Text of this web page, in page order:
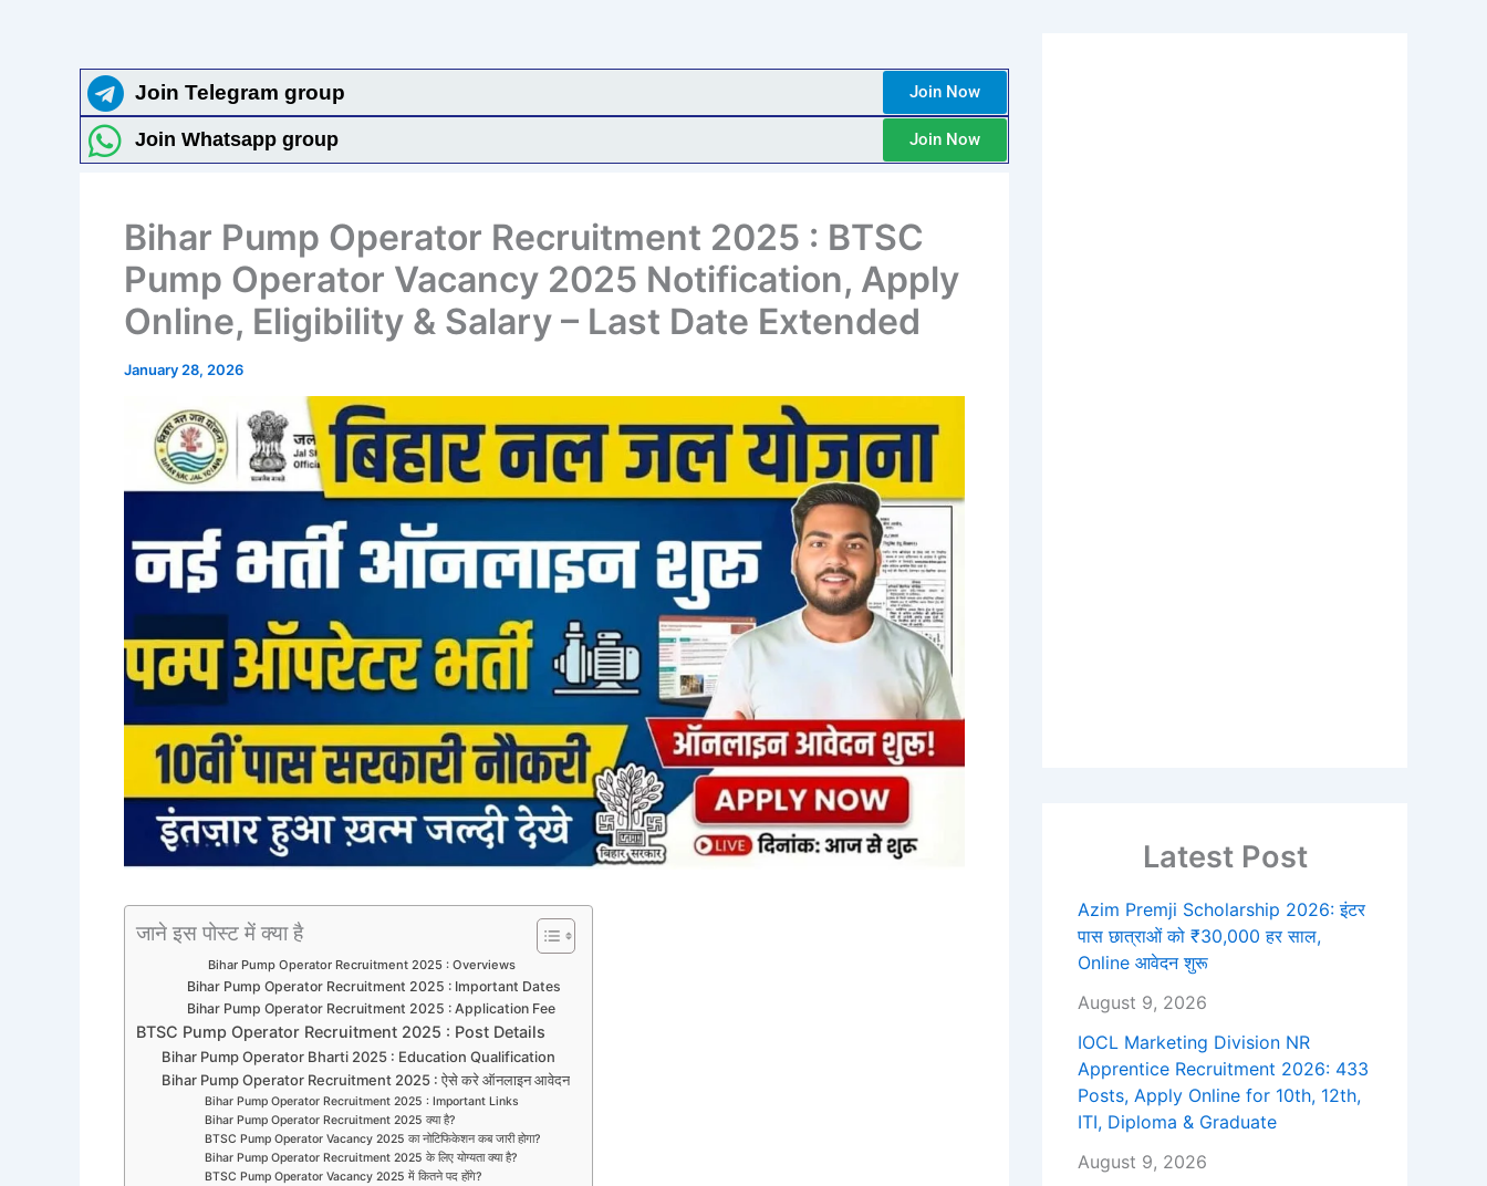
Join Telegram group Join Now
Join Whatsapp group Join Now
Bihar Pump Operator Recruitment 2025 : BTSC
Pump Operator Vacancy 2025 Notification, Apply
Online, Eligibility & Salary – Last Date Extended
January 28, 2026
जाने इस पोस्ट में क्या है
Bihar Pump Operator Recruitment 2025 : Overviews
Bihar Pump Operator Recruitment 2025 : Important Dates
Bihar Pump Operator Recruitment 2025 : Application Fee
BTSC Pump Operator Recruitment 2025 : Post Details
Bihar Pump Operator Bharti 2025 : Education Qualification
Bihar Pump Operator Recruitment 2025 : ऐसे करे ऑनलाइन आवेदन
Bihar Pump Operator Recruitment 2025 : Important Links
Bihar Pump Operator Recruitment 2025 क्या है?
BTSC Pump Operator Vacancy 2025 का नोटिफिकेशन कब जारी होगा?
Bihar Pump Operator Recruitment 2025 के लिए योग्यता क्या है?
BTSC Pump Operator Vacancy 2025 में कितने पद होंगे?
Latest Post
Azim Premji Scholarship 2026: इंटर
पास छात्राओं को ₹30,000 हर साल,
Online आवेदन शुरू
August 9, 2026
IOCL Marketing Division NR
Apprentice Recruitment 2026: 433
Posts, Apply Online for 10th, 12th,
ITI, Diploma & Graduate
August 9, 2026